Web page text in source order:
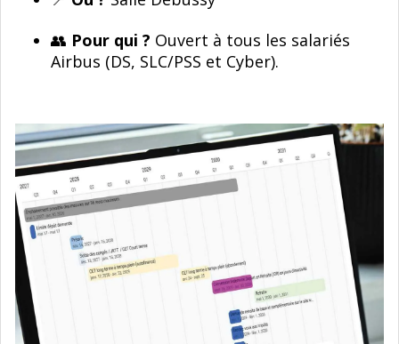
👥 Pour qui ? Ouvert à tous les salariés
Airbus (DS, SLC/PSS et Cyber).